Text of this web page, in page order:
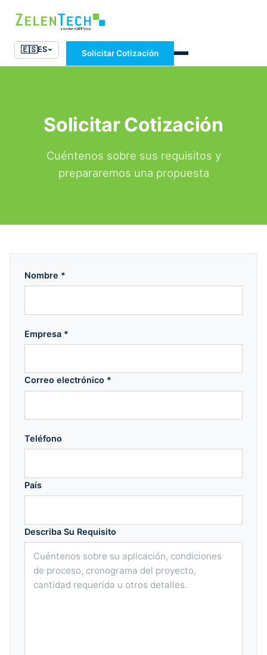
🇪🇸ES Solicitar Cotización
Solicitar Cotización
Cuéntenos sobre sus requisitos y
prepararemos una propuesta
Nombre *
Empresa *
Correo electrónico *
Teléfono
País
Describa Su Requisito